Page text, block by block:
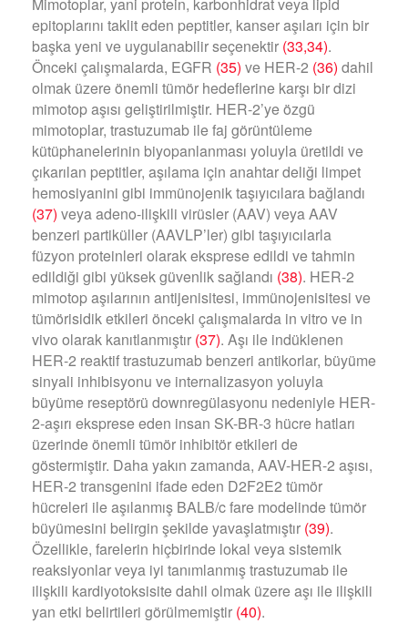
epitoplarını taklit eden peptitler, kanser aşıları için bir
başka yeni ve uygulanabilir seçenektir (33,34).
Önceki çalışmalarda, EGFR (35) ve HER-2 (36) dahil
olmak üzere önemli tümör hedeflerine karşı bir dizi
mimotop aşısı geliştirilmiştir. HER-2’ye özgü
mimotoplar, trastuzumab ile faj görüntüleme
kütüphanelerinin biyopanlanması yoluyla üretildi ve
çıkarılan peptitler, aşılama için anahtar deliği limpet
hemosiyanini gibi immünojenik taşıyıcılara bağlandı
(37) veya adeno-ilişkili virüsler (AAV) veya AAV
benzeri partiküller (AAVLP’ler) gibi taşıyıcılarla
füzyon proteinleri olarak eksprese edildi ve tahmin
edildiği gibi yüksek güvenlik sağlandı (38). HER-2
mimotop aşılarının antijenisitesi, immünojenisitesi ve
tümörisidik etkileri önceki çalışmalarda in vitro ve in
vivo olarak kanıtlanmıştır (37). Aşı ile indüklenen
HER-2 reaktif trastuzumab benzeri antikorlar, büyüme
sinyali inhibisyonu ve internalizasyon yoluyla
büyüme reseptörü downregülasyonu nedeniyle HER-
2-aşırı eksprese eden insan SK-BR-3 hücre hatları
üzerinde önemli tümör inhibitör etkileri de
göstermiştir. Daha yakın zamanda, AAV-HER-2 aşısı,
HER-2 transgenini ifade eden D2F2E2 tümör
hücreleri ile aşılanmış BALB/c fare modelinde tümör
büyümesini belirgin şekilde yavaşlatmıştır (39).
Özellikle, farelerin hiçbirinde lokal veya sistemik
reaksiyonlar veya iyi tanımlanmış trastuzumab ile
ilişkili kardiyotoksisite dahil olmak üzere aşı ile ilişkili
yan etki belirtileri görülmemiştir (40).